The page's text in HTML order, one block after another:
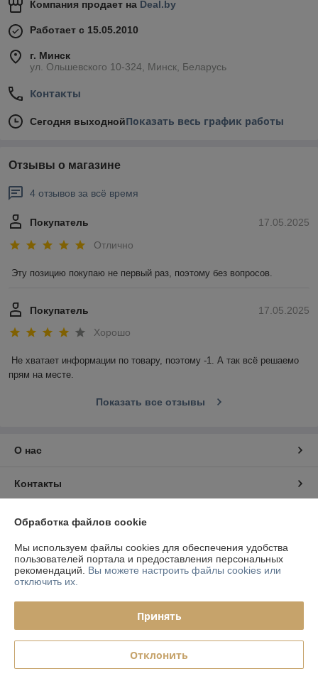
Компания продает на Deal.by
Работает с 15.05.2010
г. Минск
ул. Ольшевского 10-324, Минск, Беларусь
Контакты
Сегодня выходнойПоказать весь график работы
Отзывы о магазине
4 отзывов за всё время
17.05.2025
Покупатель
Отлично
Эту позицию покупаю не первый раз, поэтому без вопросов.
17.05.2025
Покупатель
Хорошо
Не хватает информации по товару, поэтому -1. А так всё решаемо
прям на месте.
Показать все отзывы
О нас
Контакты
Доставка и оплата
График работы
Полная версия сайта
Политика обработки cookies
Сайт создан на платформе Deal.by
Обработка файлов cookie
Мы используем файлы cookies для обеспечения удобства
пользователей портала и предоставления персональных
рекомендаций. Вы можете настроить файлы cookies или
отключить их.
Принять
Отклонить